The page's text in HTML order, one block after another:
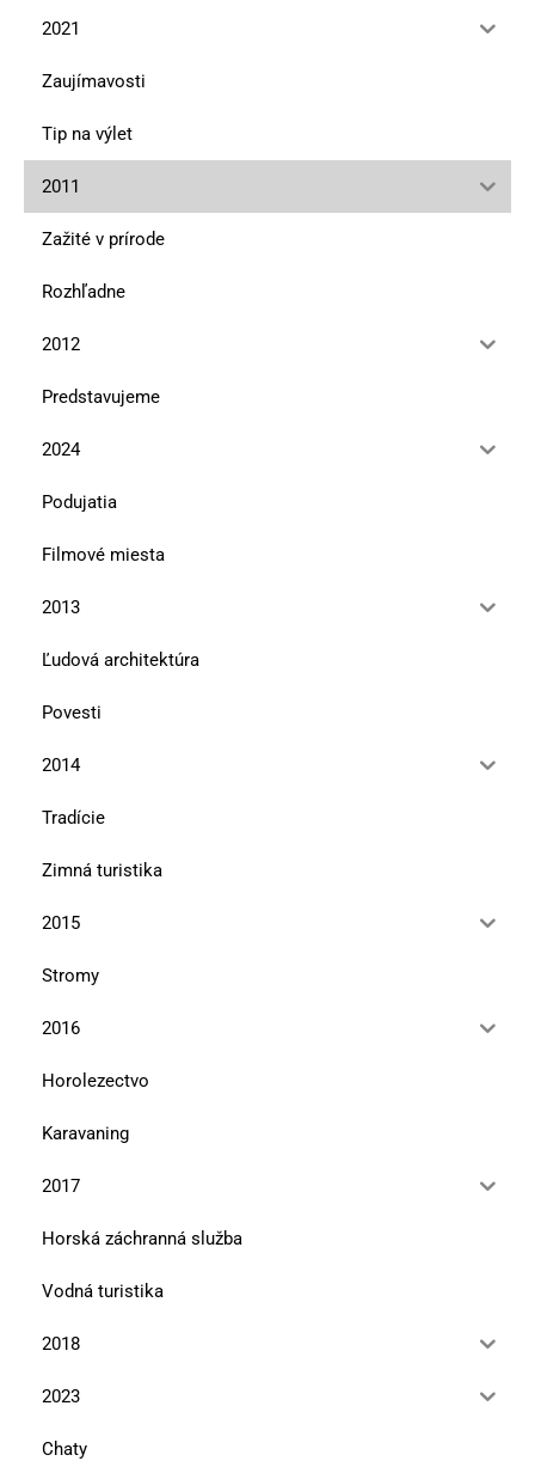
2021
Zaujímavosti
Tip na výlet
2011
Zažité v prírode
Rozhľadne
2012
Predstavujeme
2024
Podujatia
Filmové miesta
2013
Ľudová architektúra
Povesti
2014
Tradície
Zimná turistika
2015
Stromy
2016
Horolezectvo
Karavaning
2017
Horská záchranná služba
Vodná turistika
2018
2023
Chaty